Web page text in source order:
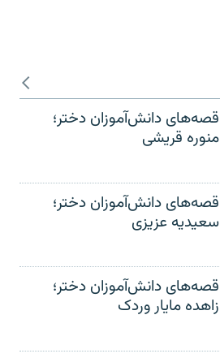
قصه‌های دانش‌آموزان دختر؛
منوره قریشی
قصه‌های دانش‌آموزان دختر؛
سعیدیه عزیزی
قصه‌های دانش‌آموزان دختر؛
زاهده مایار وردک